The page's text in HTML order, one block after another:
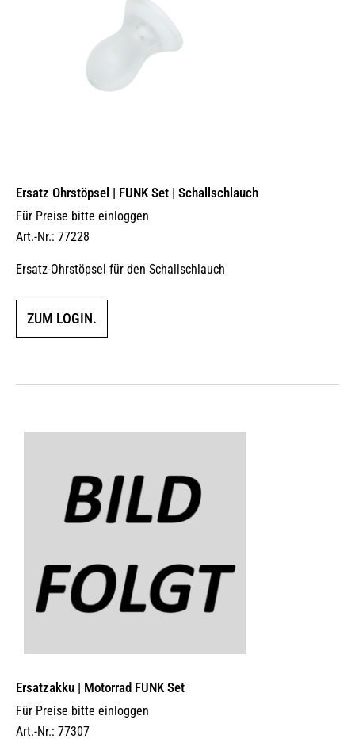
Ersatz Ohrstöpsel | FUNK Set | Schallschlauch
Für Preise bitte einloggen
Art.-Nr.: 77228
Ersatz-Ohrstöpsel für den Schallschlauch
ZUM LOGIN.
Ersatzakku | Motorrad FUNK Set
Für Preise bitte einloggen
Art.-Nr.: 77307